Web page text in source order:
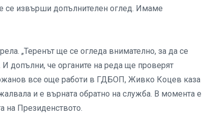
се извърши допълнителен оглед. Имаме
„Теренът ще се огледа внимателно, за да се
И допълни, че органите на реда ще проверят
все още работи в ГДБОП, Живко Коцев каза
и е върната обратно на служба. В момента е
на Президенството.